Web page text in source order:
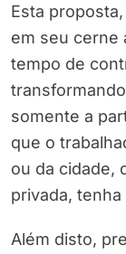
Esta
em seu cerne
tempo de
somente a
que o
ou da cidade,
privada,
Além disto,